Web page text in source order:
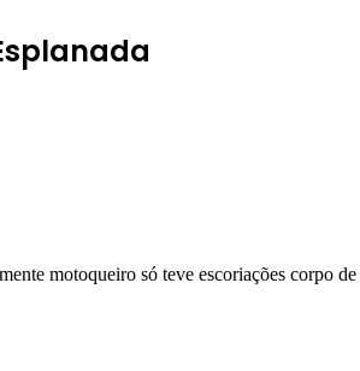
motoqueiro só teve escoriações corpo